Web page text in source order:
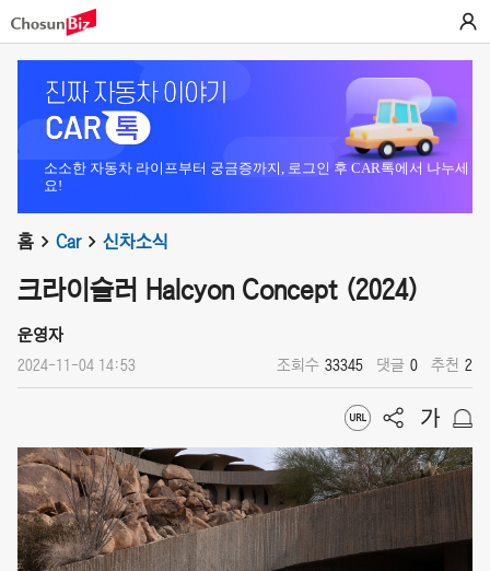
소소한 자동차 라이프부터 궁금증까지, 로그인 후 CAR톡에서 나누세
요!
홈 Car 신차소식
크라이슬러 Halcyon Concept (2024)
운영자
2024-11-04 14:53 조회수 33345 댓글 0 추천 2